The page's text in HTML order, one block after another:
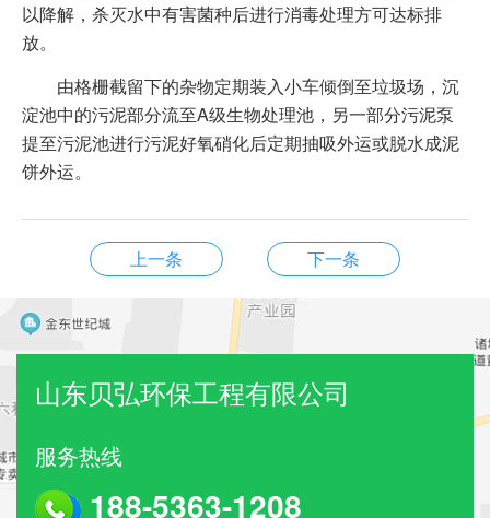
以降解，杀灭水中有害菌种后进行消毒处理方可达标排
放。
由格栅截留下的杂物定期装入小车倾倒至垃圾场，沉
淀池中的污泥部分流至A级生物处理池，另一部分污泥泵
提至污泥池进行污泥好氧硝化后定期抽吸外运或脱水成泥
饼外运。
上一条 下一条
山东贝弘环保工程有限公司
服务热线
188-5363-1208